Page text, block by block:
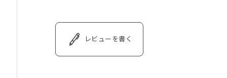
レビューを書く